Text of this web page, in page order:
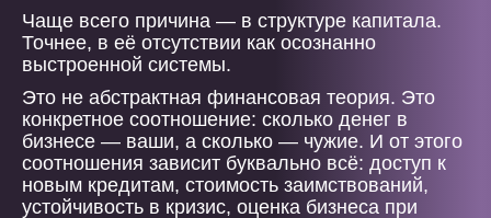
Чаще всего причина — в структуре капитала.
Точнее, в её отсутствии как осознанно
выстроенной системы.
Это не абстрактная финансовая теория. Это
конкретное соотношение: сколько денег в
бизнесе — ваши, а сколько — чужие. И от этого
соотношения зависит буквально всё: доступ к
новым кредитам, стоимость заимствований,
устойчивость в кризис, оценка бизнеса при